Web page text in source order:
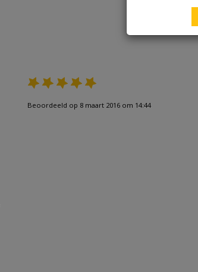
Beoordeeld op 8 maart 2016 om 14:44